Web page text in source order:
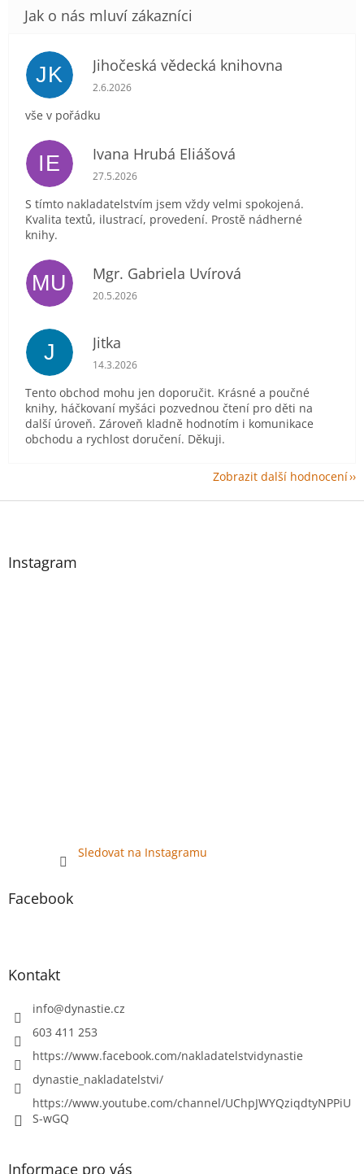
JK Jihočeská vědecká knihovna
Hodnocení obchodu je 5 z 5 hvězdiček.
2.6.2026
vše v pořádku
IE Ivana Hrubá Eliášová
Hodnocení obchodu je 5 z 5 hvězdiček.
27.5.2026
S tímto nakladatelstvím jsem vždy velmi spokojená.
Kvalita textů, ilustrací, provedení. Prostě nádherné
knihy.
MU Mgr. Gabriela Uvírová
Hodnocení obchodu je 5 z 5 hvězdiček.
20.5.2026
J Jitka
Hodnocení obchodu je 5 z 5 hvězdiček.
14.3.2026
Tento obchod mohu jen doporučit. Krásné a poučné
knihy, háčkovaní myšáci pozvednou čtení pro děti na
další úroveň. Zároveň kladně hodnotím i komunikace
obchodu a rychlost doručení. Děkuji.
Zobrazit další hodnocení
Z
Instagram
Sledovat na Instagramu
Facebook
Kontakt
info@dynastie.cz
603 411 253
https://www.facebook.com/nakladatelstvidynastie
dynastie_nakladatelstvi/
https://www.youtube.com/channel/UChpJWYQziqdtyNPPiU
S-wGQ
Informace pro vás